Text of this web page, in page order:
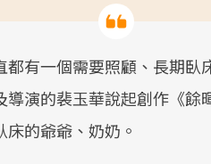
都有一個需要照顧、長期
導演的裴玉華說起創作《
的爺爺、奶奶。